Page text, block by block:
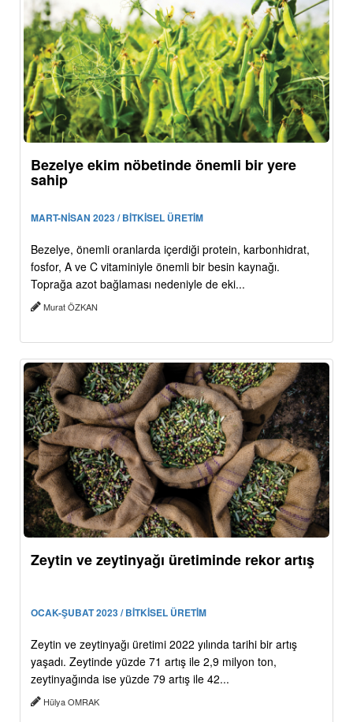
Bezelye ekim nöbetinde önemli bir yere
sahip
MART-NİSAN 2023 / BİTKİSEL ÜRETİM
Bezelye, önemli oranlarda içerdiği protein, karbonhidrat,
fosfor, A ve C vitaminiyle önemli bir besin kaynağı.
Toprağa azot bağlaması nedeniyle de eki...
Murat ÖZKAN
Zeytin ve zeytinyağı üretiminde rekor artış
OCAK-ŞUBAT 2023 / BİTKİSEL ÜRETİM
Zeytin ve zeytinyağı üretimi 2022 yılında tarihi bir artış
yaşadı. Zeytinde yüzde 71 artış ile 2,9 milyon ton,
zeytinyağında ise yüzde 79 artış ile 42...
Hülya OMRAK